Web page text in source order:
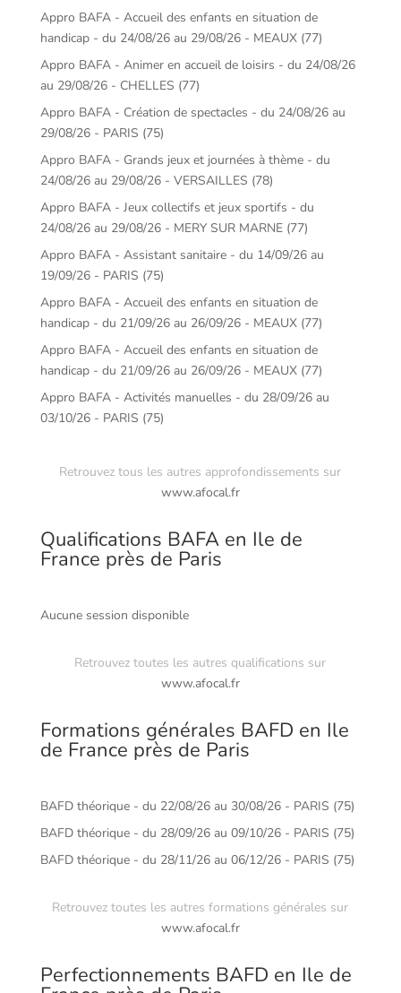
Appro BAFA - Accueil des enfants en situation de
handicap - du 24/08/26 au 29/08/26 - MEAUX (77)
Appro BAFA - Animer en accueil de loisirs - du 24/08/26
au 29/08/26 - CHELLES (77)
Appro BAFA - Création de spectacles - du 24/08/26 au
29/08/26 - PARIS (75)
Appro BAFA - Grands jeux et journées à thème - du
24/08/26 au 29/08/26 - VERSAILLES (78)
Appro BAFA - Jeux collectifs et jeux sportifs - du
24/08/26 au 29/08/26 - MERY SUR MARNE (77)
Appro BAFA - Assistant sanitaire - du 14/09/26 au
19/09/26 - PARIS (75)
Appro BAFA - Accueil des enfants en situation de
handicap - du 21/09/26 au 26/09/26 - MEAUX (77)
Appro BAFA - Accueil des enfants en situation de
handicap - du 21/09/26 au 26/09/26 - MEAUX (77)
Appro BAFA - Activités manuelles - du 28/09/26 au
03/10/26 - PARIS (75)
Retrouvez tous les autres approfondissements sur
www.afocal.fr
Qualifications BAFA en Ile de
France près de Paris
Aucune session disponible
Retrouvez toutes les autres qualifications sur
www.afocal.fr
Formations générales BAFD en Ile
de France près de Paris
BAFD théorique - du 22/08/26 au 30/08/26 - PARIS (75)
BAFD théorique - du 28/09/26 au 09/10/26 - PARIS (75)
BAFD théorique - du 28/11/26 au 06/12/26 - PARIS (75)
Retrouvez toutes les autres formations générales sur
www.afocal.fr
Perfectionnements BAFD en Ile de